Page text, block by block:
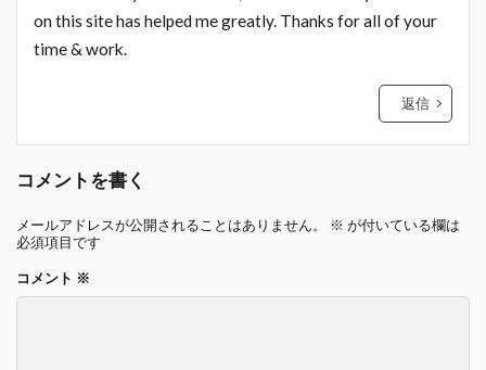
on this site has helped me greatly. Thanks for all of your
time & work.
返信
コメントを書く
メールアドレスが公開されることはありません。 ※ が付いている欄は
必須項目です
コメント ※